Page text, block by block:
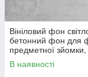
Вініловий фон
бетонний фон для
предметної зйомки,
текстура, 60x60
В наявності